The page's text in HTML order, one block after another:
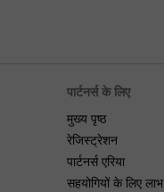
पार्टनर्स के लिए
मुख्य पृष्ठ
रेजिस्ट्रेशन
पार्टनर्स एरिया
सहयोगियों के लिए लाभ